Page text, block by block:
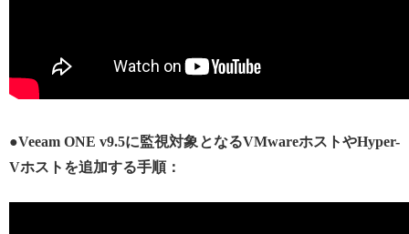
●Veeam ONE v9.5に監視対象となるVMwareホストやHyper-
Vホストを追加する手順：